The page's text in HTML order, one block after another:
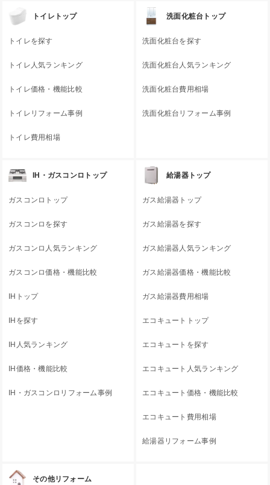
トイレトップ
トイレを探す
トイレ人気ランキング
トイレ価格・機能比較
トイレリフォーム事例
トイレ費用相場
洗面化粧台トップ
洗面化粧台を探す
洗面化粧台人気ランキング
洗面化粧台費用相場
洗面化粧台リフォーム事例
IH・ガスコンロトップ
ガスコンロトップ
ガスコンロを探す
ガスコンロ人気ランキング
ガスコンロ価格・機能比較
IHトップ
IHを探す
IH人気ランキング
IH価格・機能比較
IH・ガスコンロリフォーム事例
給湯器トップ
ガス給湯器トップ
ガス給湯器を探す
ガス給湯器人気ランキング
ガス給湯器価格・機能比較
ガス給湯器費用相場
エコキュートトップ
エコキュートを探す
エコキュート人気ランキング
エコキュート価格・機能比較
エコキュート費用相場
給湯器リフォーム事例
その他リフォーム